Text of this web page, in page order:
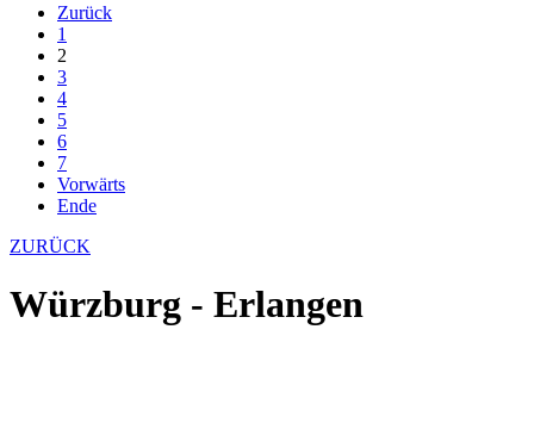
Zurück
1
2
3
4
5
6
7
Vorwärts
Ende
ZURÜCK
Würzburg - Erlangen